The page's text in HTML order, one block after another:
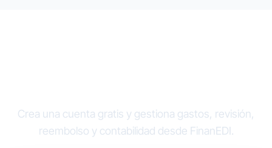
Crea una cuenta gratis y gestiona gastos, revisión,
reembolso y contabilidad desde FinanEDI.
FINANEDI